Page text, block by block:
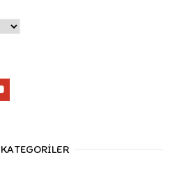
KATEGORILER